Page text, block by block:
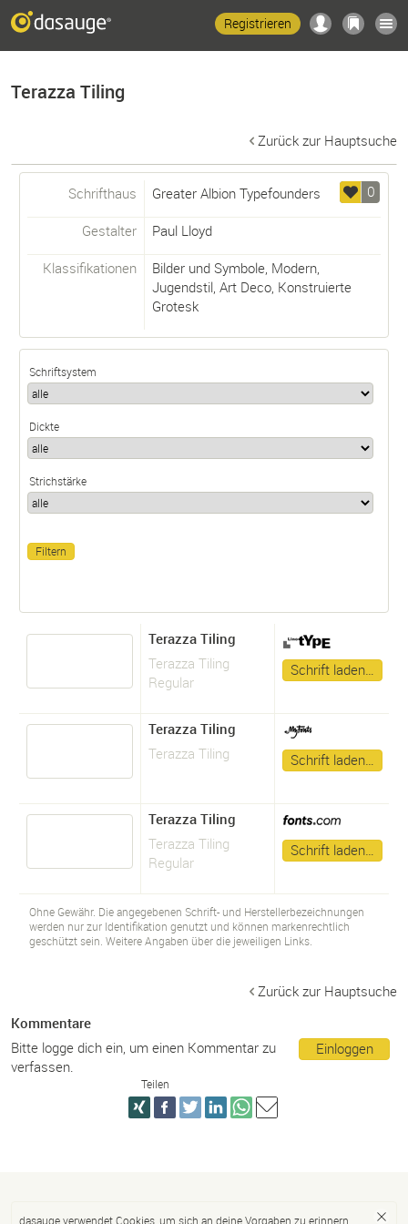
Registrieren
Terazza Tiling
Zurück zur Hauptsuche
0
Schrifthaus Greater Albion Typefounders
Gestalter Paul Lloyd
Klassifikationen Bilder und Symbole, Modern,
Jugendstil, Art Deco, Konstruierte
Grotesk
Schriftsystem
Dickte
Strichstärke
Terazza Tiling
Terazza Tiling
Regular
Schrift laden…
Terazza Tiling
Terazza Tiling
Schrift laden…
Terazza Tiling
Terazza Tiling
Regular
Schrift laden…
Ohne Gewähr. Die angegebenen Schrift- und Herstellerbezeichnungen
werden nur zur Identifikation genutzt und können markenrechtlich
geschützt sein. Weitere Angaben über die jeweiligen Links.
Zurück zur Hauptsuche
Kommentare
Einloggen
Bitte logge dich ein, um einen Kommentar zu
verfassen.
Teilen
dasauge verwendet Cookies, um sich an deine Vorgaben zu erinnern.